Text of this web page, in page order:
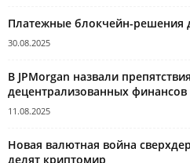
Платежные блокчейн-решения
30.08.2025
В JPMorgan назвали
децентрализованных финансов
11.08.2025
Новая валютная война
делят криптомир